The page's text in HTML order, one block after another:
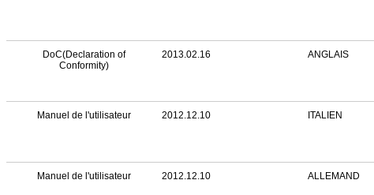
DoC(Declaration of
Conformity)
2013.02.16 ANGLAIS
Manuel de l'utilisateur 2012.12.10 ITALIEN
Manuel de l'utilisateur 2012.12.10 ALLEMAND